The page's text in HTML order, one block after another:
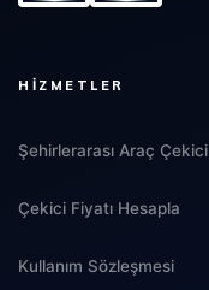
HIZMETLER
Şehirlerarası Araç Çekici
Çekici Fiyatı Hesapla
Kullanım Sözleşmesi